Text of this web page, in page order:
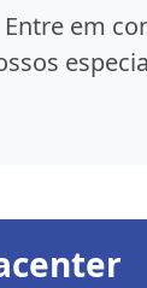
Entre em